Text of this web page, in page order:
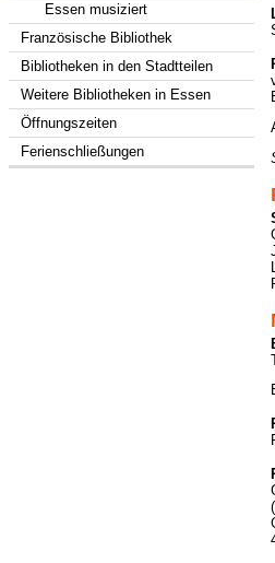
Essen musiziert
Französische Bibliothek
Bibliotheken in den Stadtteilen
Weitere Bibliotheken in Essen
Öffnungszeiten
Ferienschließungen